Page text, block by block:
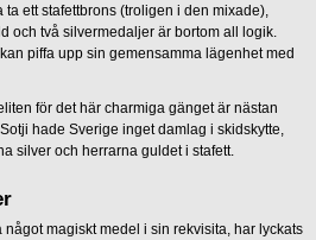
ett stafettbrons (troligen i den mixade),
och två silvermedaljer är bortom all logik.
piffa upp sin gemensamma lägenhet med
för det här charmiga gänget är nästan
hade Sverige inget damlag i skidskytte,
silver och herrarna guldet i stafett.
magiskt medel i sin rekvisita, har lyckats